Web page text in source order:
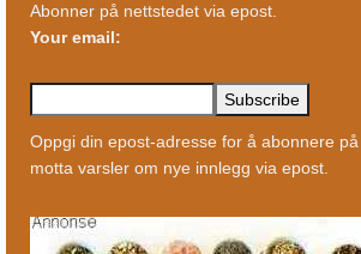
Abonner på nettstedet via epost.
Your email:
Oppgi din epost-adresse for å abonnere
motta varsler om nye innlegg via epost.